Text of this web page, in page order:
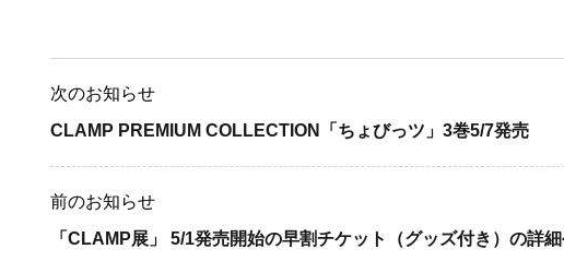
次のお知らせ
CLAMP PREMIUM COLLECTION「ちょびっツ」3巻5/7発売
前のお知らせ
「CLAMP展」 5/1発売開始の早割チケット（グッズ付き）の詳細